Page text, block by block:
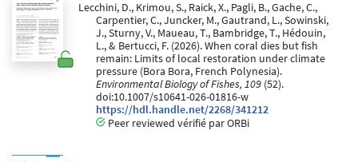
Lecchini, D., Krimou, S., Raick, X., Pagli, B., Gache, C.,
Carpentier, C., Juncker, M., Gautrand, L., Sowinski,
J., Sturny, V., Maueau, T., Bambridge, T., Hédouin,
L., & Bertucci, F. (2026). When coral dies but fish
remain: Limits of local restoration under climate
pressure (Bora Bora, French Polynesia).
Environmental Biology of Fishes, 109 (52).
doi:10.1007/s10641-026-01816-w
https://hdl.handle.net/2268/341212
Peer reviewed vérifié par ORBi